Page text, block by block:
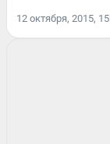
12 октября, 2015,